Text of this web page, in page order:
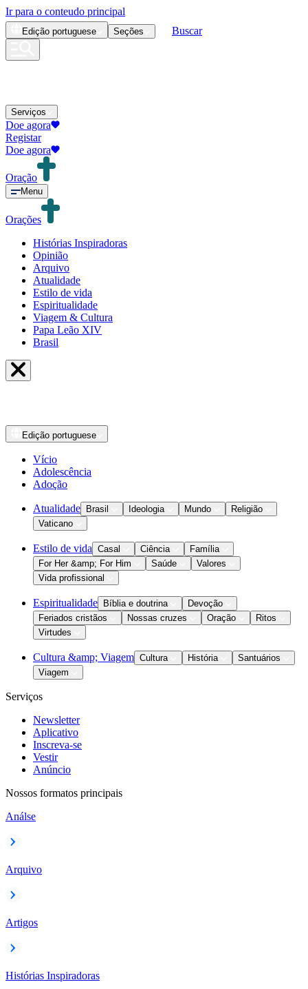
Ir para o conteudo principal
Edição portuguese Seções Buscar
Serviços
Doe agora
Registar
Doe agora
Oração
Menu
Orações
Histórias Inspiradoras
Opinião
Arquivo
Atualidade
Estilo de vida
Espiritualidade
Viagem & Cultura
Papa Leão XIV
Brasil
Edição portuguese
Vício
Adolescência
Adoção
Atualidade Brasil Ideologia Mundo
Religião
Vaticano
Estilo de vida Casal Ciência
Família
For Her &amp; For Him
Saúde
Valores
Vida profissional
Espiritualidade Bíblia e doutrina
Devoção
Feriados cristãos
Nossas cruzes Oração
Ritos
Virtudes
Cultura &amp; Viagem Cultura História
Santuários
Viagem
Serviços
Newsletter
Aplicativo
Inscreva-se
Vestir
Anúncio
Nossos formatos principais
Análse
Arquivo
Artigos
Histórias Inspiradoras